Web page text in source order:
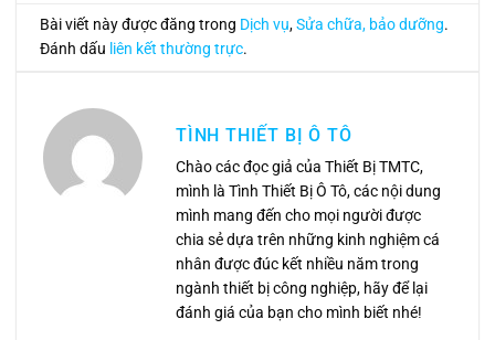
Bài viết này được đăng trong Dịch vụ,Sửa chữa, bảo dưỡng.
Đánh dấu liên kết thường trực.
TÌNH THIẾT BỊ Ô TÔ
Chào các đọc giả của Thiết Bị TMTC,
mình là Tình Thiết Bị Ô Tô, các nội dung
mình mang đến cho mọi người được
chia sẻ dựa trên những kinh nghiệm cá
nhân được đúc kết nhiều năm trong
ngành thiết bị công nghiệp, hãy để lại
đánh giá của bạn cho mình biết nhé!